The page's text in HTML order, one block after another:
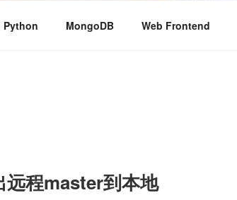
Python MongoDB Web Frontend
远程master到本地